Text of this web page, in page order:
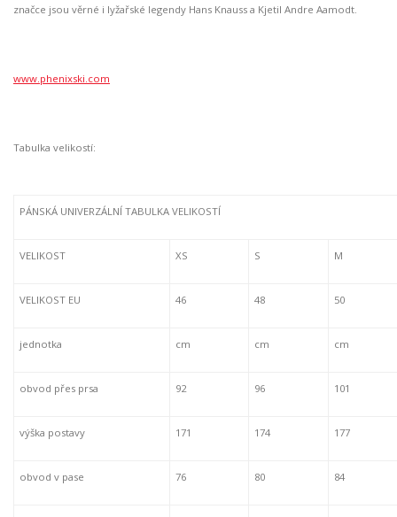
značce jsou věrné i lyžařské legendy Hans Knauss a Kjetil Andre Aamodt.
www.phenixski.com
Tabulka velikostí:
PÁNSKÁ UNIVERZÁLNÍ TABULKA VELIKOSTÍ
VELIKOST XS S M
VELIKOST EU 46 48 50
jednotka cm cm cm
obvod přes prsa 92 96 101
výška postavy 171 174 177
obvod v pase 76 80 84